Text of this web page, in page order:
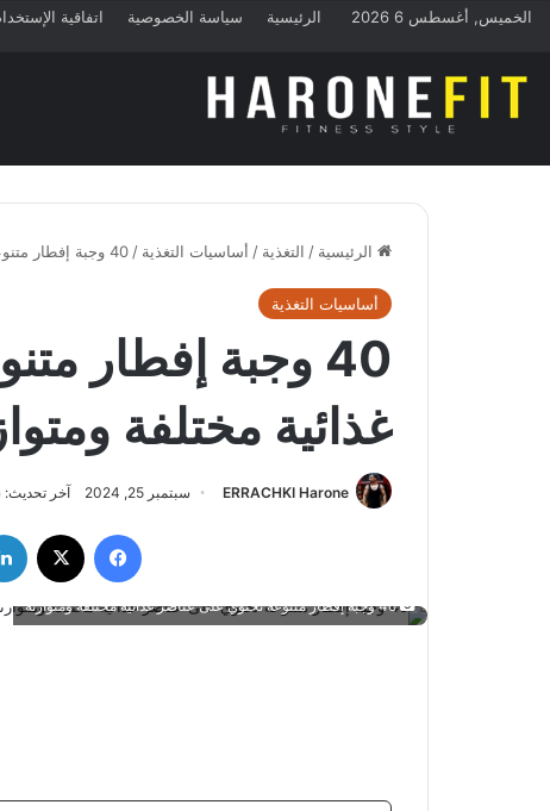
الخميس, أغسطس 6 2026 الرئيسية سياسة الخصوصية اتفاقية
الرئيسية / التغذية / أساسيات التغذية / 40 وجبة إفطار متنوعة تحتوي على عناصر غذائية مختلفة ومتوازنة
أساسيات التغذية
40 وجبة إفطار
غذائية مختلفة
ERRACHKI Harone سبتمبر 25, 2024 آخر تحديث:
فيسبوك
40 وجبة إفطار متنوعة تحتوي على عناصر غذائية مختلفة ومتوازنة